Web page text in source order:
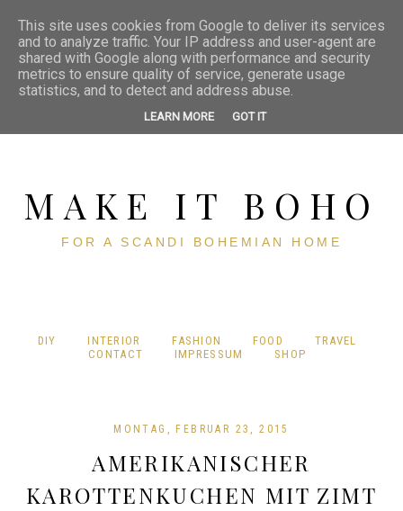
MAKE IT BOHO
FOR A SCANDI BOHEMIAN HOME
DIY INTERIOR FASHION FOOD
TRAVEL
CONTACT
IMPRESSUM SHOP
MONTAG, FEBRUAR 23, 2015
AMERIKANISCHER
KAROTTENKUCHEN MIT ZIMT
This site uses cookies from Google to deliver its services
and to analyze traffic. Your IP address and user-agent are
shared with Google along with performance and security
metrics to ensure quality of service, generate usage
statistics, and to detect and address abuse.
LEARN MORE GOT IT